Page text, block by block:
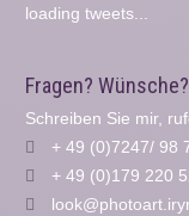
loading tweets...
Fragen? Wünsche?
Schreiben Sie mir,
+ 49 (0)7247/ 98
+ 49 (0)179 220